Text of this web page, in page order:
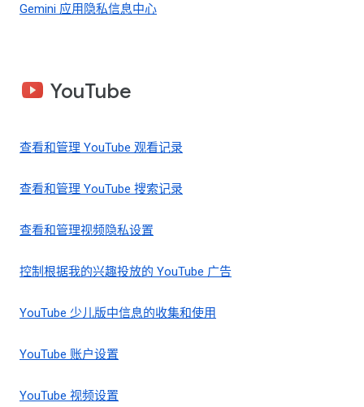
Gemini 应用隐私信息中心
YouTube
查看和管理 YouTube 观看记录
查看和管理 YouTube 搜索记录
查看和管理视频隐私设置
控制根据我的兴趣投放的 YouTube 广告
YouTube 少儿版中信息的收集和使用
YouTube 账户设置
YouTube 视频设置